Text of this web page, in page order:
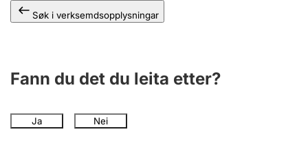
Søk i verksemdsopplysningar
Fann du det du leita etter?
Ja Nei